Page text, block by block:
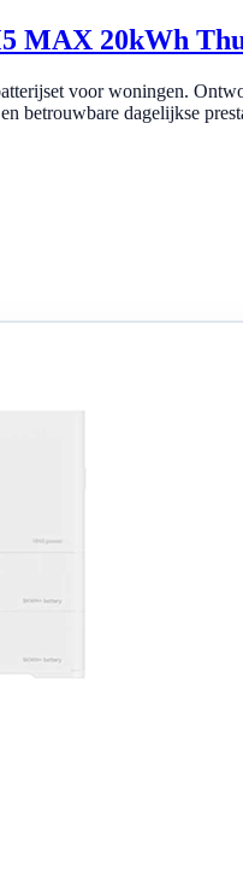
MAX 20kWh
voor woningen.
betrouwbare dagelijkse